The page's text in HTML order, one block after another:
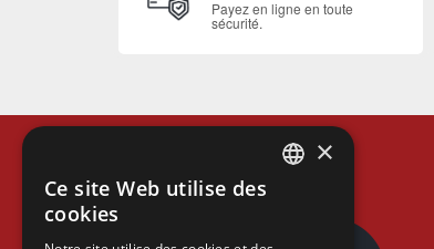
Payez en ligne en toute
sécurité.
×
Ce site Web utilise des
cookies